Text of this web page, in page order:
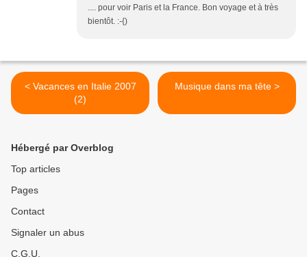
.... pour voir Paris et la France. Bon voyage et à très
bientôt. :-{)
< Vacances en Italie 2007
(2)
Musique dans ma tête >
Hébergé par Overblog
Top articles
Pages
Contact
Signaler un abus
C.G.U.